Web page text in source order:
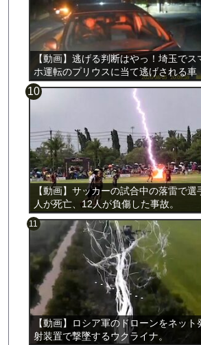
【動画】逃げる判断はやっ！埼玉でス
ホ運転のプリウスに当て逃げされる車
載。
【動画】サッカーの試合中の落雷で選
人が死亡、12人が負傷した事故。
【動画】ロシア軍のドローンをネット
射装置で撃墜するウクライナ。